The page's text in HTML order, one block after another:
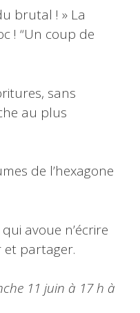
brutal ! » La
! “Un coup de
sans
au plus
de l’hexagone
avoue n’écrire
et partager.
11 juin à 17 h à